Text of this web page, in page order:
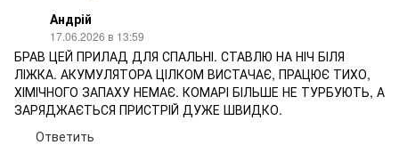
Андрій
17.06.2026 в 13:59
БРАВ ЦЕЙ ПРИЛАД ДЛЯ СПАЛЬНІ. СТАВЛЮ НА НІЧ БІЛЯ
ЛІЖКА. АКУМУЛЯТОРА ЦІЛКОМ ВИСТАЧАЄ, ПРАЦЮЄ ТИХО,
ХІМІЧНОГО ЗАПАХУ НЕМАЄ. КОМАРІ БІЛЬШЕ НЕ ТУРБУЮТЬ, А
ЗАРЯДЖАЄТЬСЯ ПРИСТРІЙ ДУЖЕ ШВИДКО.
Ответить